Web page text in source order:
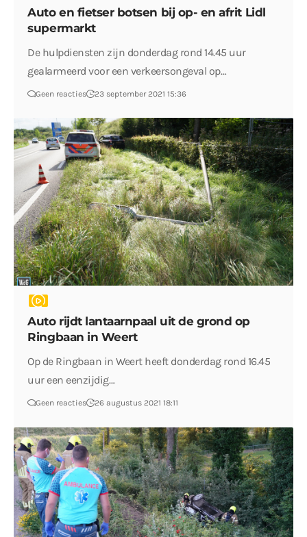
Auto en fietser botsen bij op- en afrit Lidl
supermarkt
De hulpdiensten zijn donderdag rond 14.45 uur
gealarmeerd voor een verkeersongeval op…
Geen reacties 23 september 2021 15:36
Auto rijdt lantaarnpaal uit de grond op
Ringbaan in Weert
Op de Ringbaan in Weert heeft donderdag rond 16.45
uur een eenzijdig…
Geen reacties 26 augustus 2021 18:11